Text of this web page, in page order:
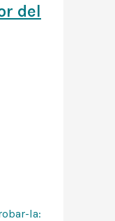
del
la: